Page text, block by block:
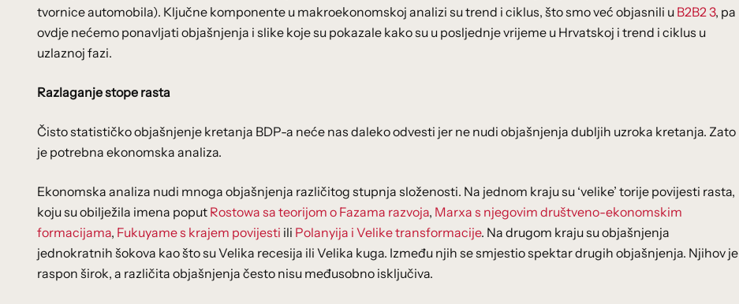
tvornice automobila). Ključne komponente u makroekonomskoj analizi su trend i ciklus, što smo već objasnili u B2B2 3, pa
ovdje nećemo ponavljati objašnjenja i slike koje su pokazale kako su u posljednje vrijeme u Hrvatskoj i trend i ciklus u
uzlaznoj fazi.
Razlaganje stope rasta
Čisto statističko objašnjenje kretanja BDP-a neće nas daleko odvesti jer ne nudi objašnjenja dubljih uzroka kretanja. Zato
je potrebna ekonomska analiza.
Ekonomska analiza nudi mnoga objašnjenja različitog stupnja složenosti. Na jednom kraju su ‘velike’ torije povijesti rasta,
koju su obilježila imena poput Rostowa sa teorijom o Fazama razvoja, Marxa s njegovim društveno-ekonomskim
formacijama, Fukuyame s krajem povijesti ili Polanyija i Velike transformacije. Na drugom kraju su objašnjenja
jednokratnih šokova kao što su Velika recesija ili Velika kuga. Između njih se smjestio spektar drugih objašnjenja. Njihov je
raspon širok, a različita objašnjenja često nisu međusobno isključiva.